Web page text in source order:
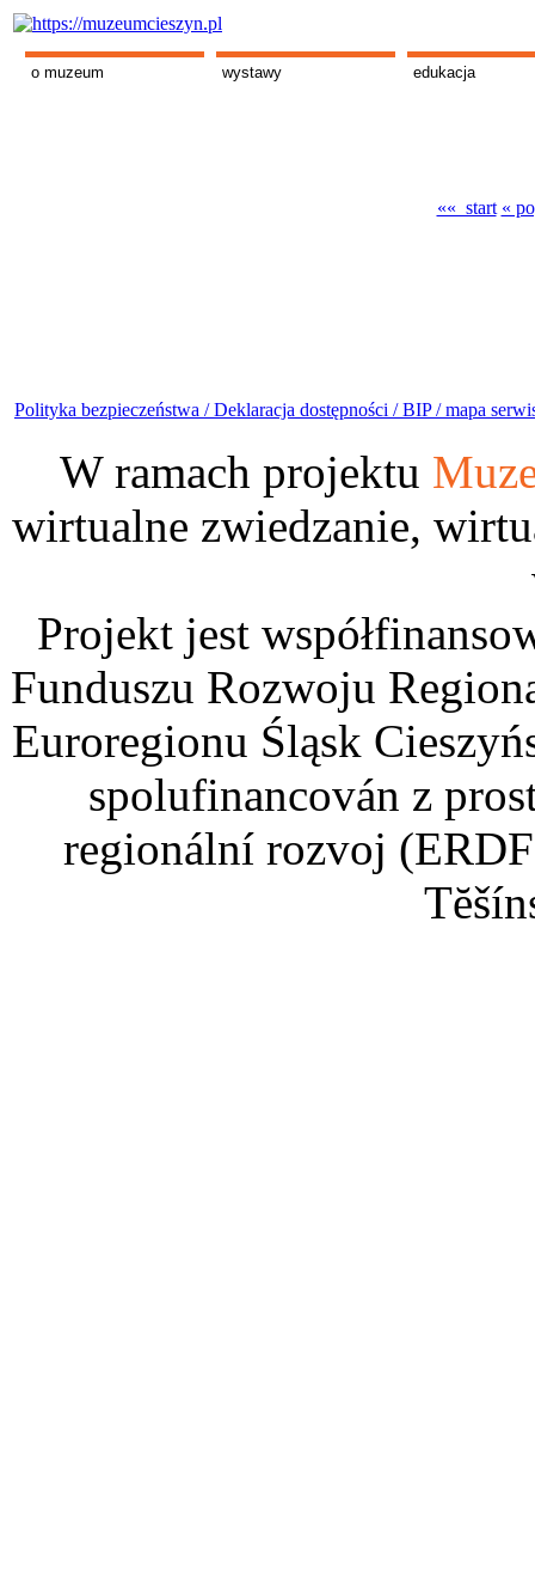
o muzeum wystawy edukacja
«« start «
Polityka bezpieczeństwa /Deklaracja dostępności /BIP /mapa
W ramach projektu
wirtualne zwiedzanie,
Projekt jest
Funduszu Rozwoju
Euroregionu Śląsk
spolufinancován z
regionální rozvoj